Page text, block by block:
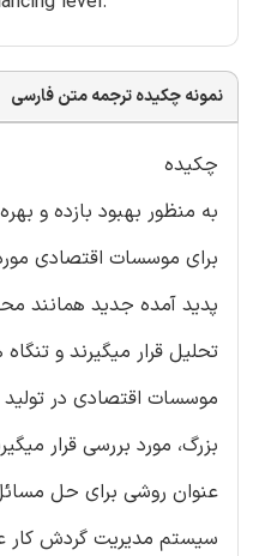
نمونه چکیده ترجمه متن فارسی
چکیده
به منظور بهبود بازده و
برای موسسات اقتصادی
پدید آمده جدید همانند
تحلیل قرار میگیرند و
موسسات اقتصادی در
بزرگ، مورد بررسی قرار
عنوان روشی برای حل
سیستم مدیریت گردش کار